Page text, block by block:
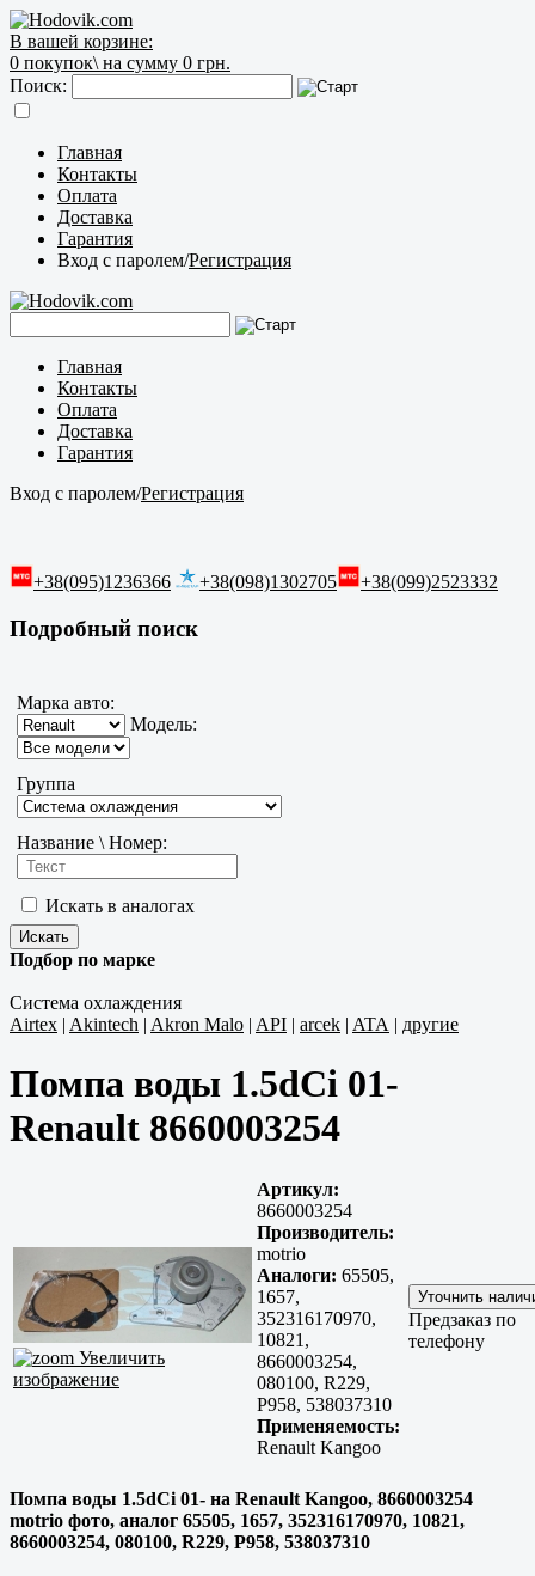
В вашей корзине:
0 покупок\ на сумму 0 грн.
Поиск:
Главная
Контакты
Оплата
Доставка
Гарантия
Вход с паролем/Регистрация
Главная
Контакты
Оплата
Доставка
Гарантия
Вход с паролем/Регистрация
+38(095)1236366 +38(098)1302705 +38(099)2523332
Подробный поиск
Марка авто:
Модель:
Группа
Название \ Номер:
Искать в аналогах
Подбор по марке
Система охлаждения
Airtex | Akintech | Akron Malo | API | arcek | ATA | другие
Помпа воды 1.5dCi 01-
Renault 8660003254
Увеличить
изображение
Артикул:
8660003254
Производитель:
motrio
Аналоги: 65505,
1657,
352316170970,
10821,
8660003254,
080100, R229,
P958, 538037310
Применяемость:
Renault Kangoo
Предзаказ по
телефону
Помпа воды 1.5dCi 01- на Renault Kangoo, 8660003254
motrio фото, аналог 65505, 1657, 352316170970, 10821,
8660003254, 080100, R229, P958, 538037310